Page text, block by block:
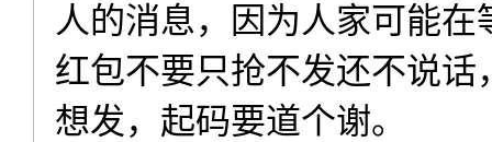
人的消息，因为人家可能在
红包不要只抢不发还不说
想发，起码要道个谢。